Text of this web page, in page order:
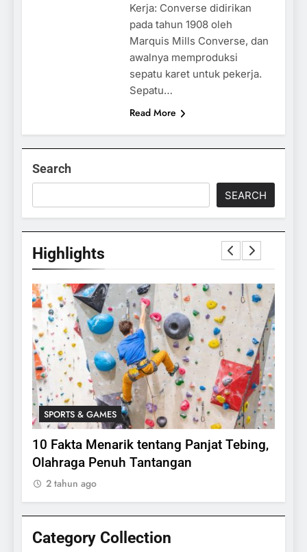
Kerja: Converse didirikan
pada tahun 1908 oleh
Marquis Mills Converse, dan
awalnya memproduksi
sepatu karet untuk pekerja.
Sepatu…
Read More
Search
SEARCH
Highlights
SPORTS & GAMES
10 Fakta Menarik tentang Panjat Tebing,
Olahraga Penuh Tantangan
2 tahun ago
Category Collection